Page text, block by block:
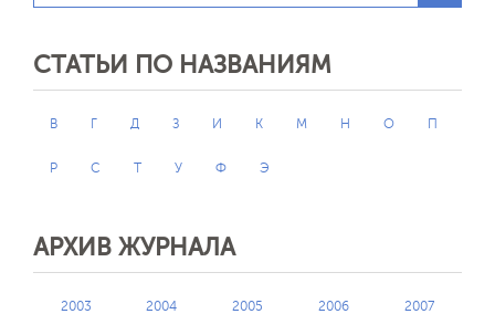
СТАТЬИ ПО НАЗВАНИЯМ
В Г Д З И К М Н О П
Р С Т У Ф Э
АРХИВ ЖУРНАЛА
2003 2004 2005 2006 2007